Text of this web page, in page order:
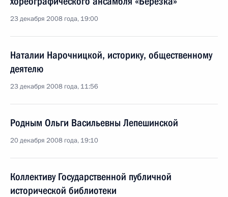
23 декабря 2008 года, 19:00
Наталии Нарочницкой, историку, общественному
деятелю
23 декабря 2008 года, 11:56
Родным Ольги Васильевны Лепешинской
20 декабря 2008 года, 19:10
Коллективу Государственной публичной
исторической библиотеки